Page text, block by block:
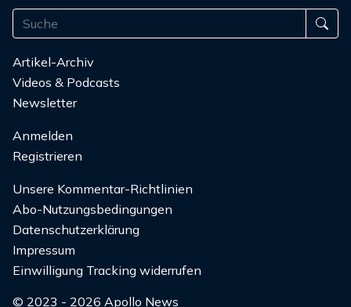
Artikel-Archiv
Videos & Podcasts
Newsletter
Anmelden
Registrieren
Unsere Kommentar-Richtlinien
Abo-Nutzungsbedingungen
Datenschutzerklärung
Impressum
Einwilligung Tracking widerrufen
© 2023 - 2026 Apollo News